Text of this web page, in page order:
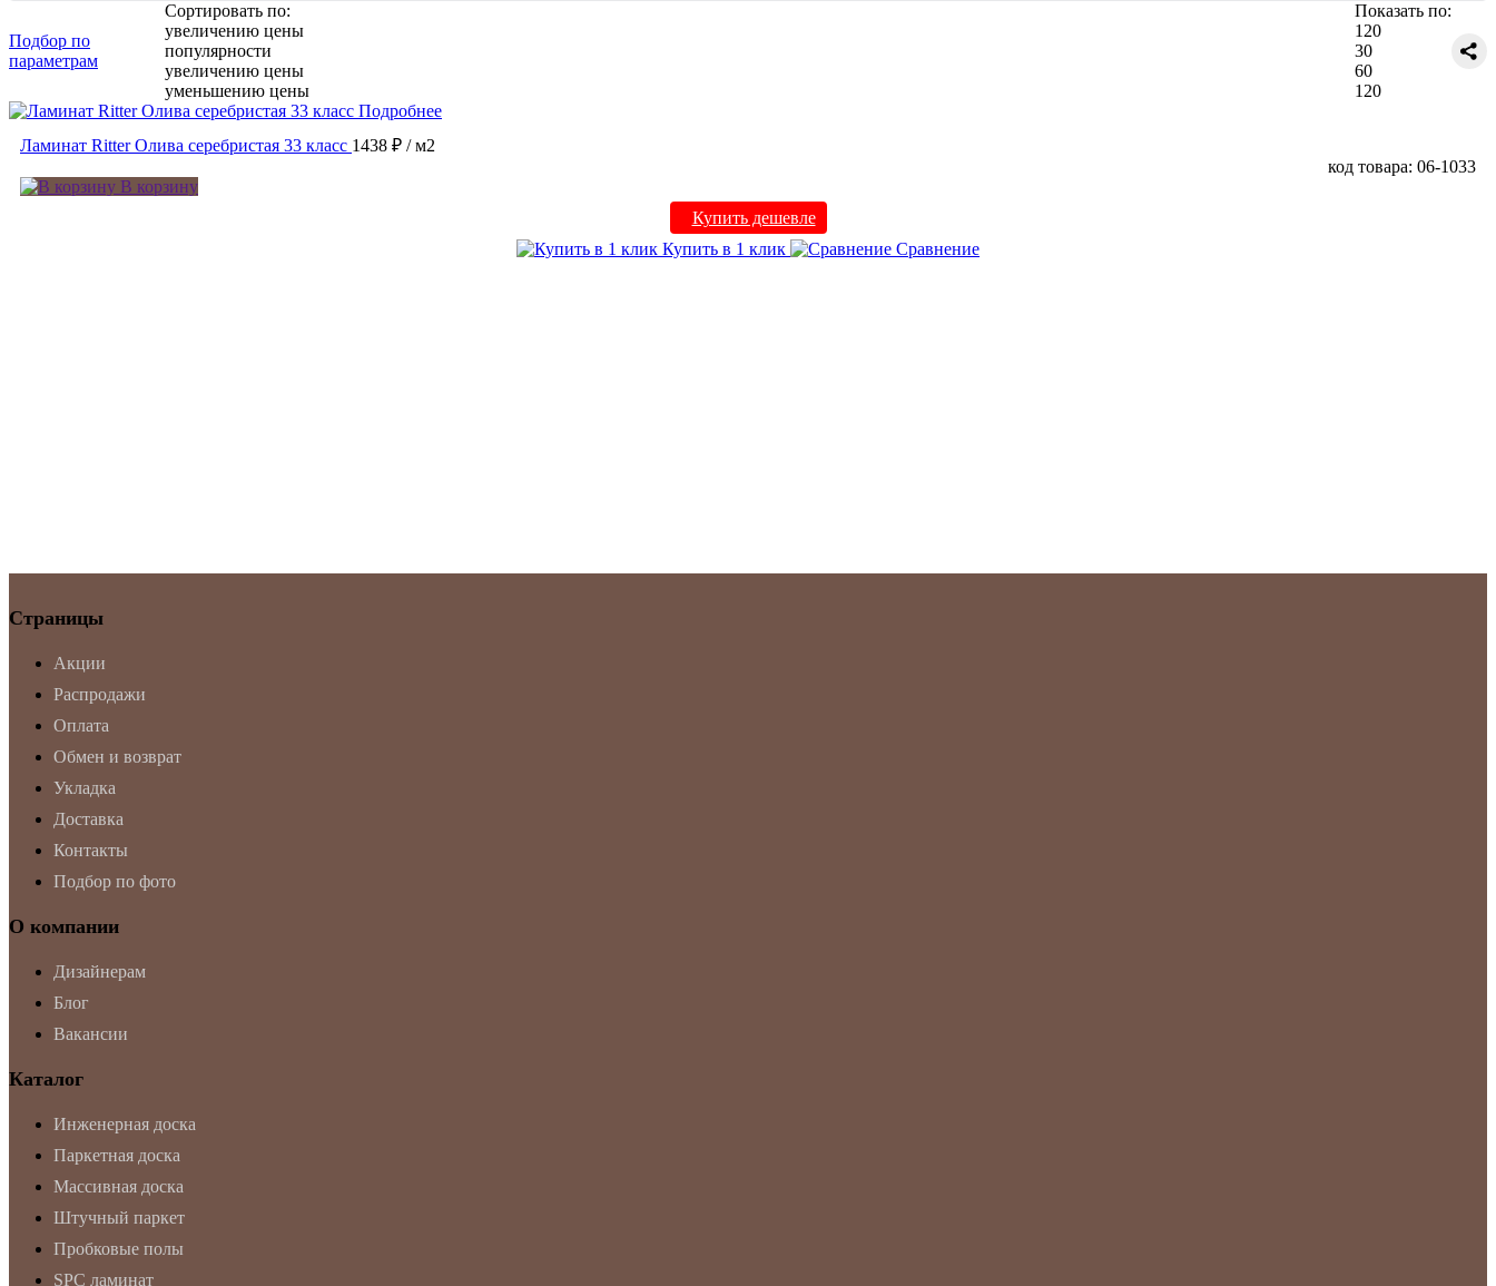
Подбор по
параметрам
Сортировать по:
увеличению цены
популярности
увеличению цены
уменьшению цены
Показать по:
120
30
60
120
Подробнее
Ламинат Ritter Олива серебристая 33 класс 1438 ₽ / м2
код товара: 06-1033
В корзину
Купить дешевле
Купить в 1 клик
Сравнение
Страницы
Акции
Распродажи
Оплата
Обмен и возврат
Укладка
Доставка
Контакты
Подбор по фото
О компании
Дизайнерам
Блог
Вакансии
Каталог
Инженерная доска
Паркетная доска
Массивная доска
Штучный паркет
Пробковые полы
SPC ламинат